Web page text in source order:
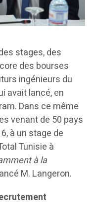
stages, des
des bourses
ingénieurs du
avait lancé, en
Dans ce même
venant de 50 pays
à un stage de
Tunisie à
à la
M. Langeron.